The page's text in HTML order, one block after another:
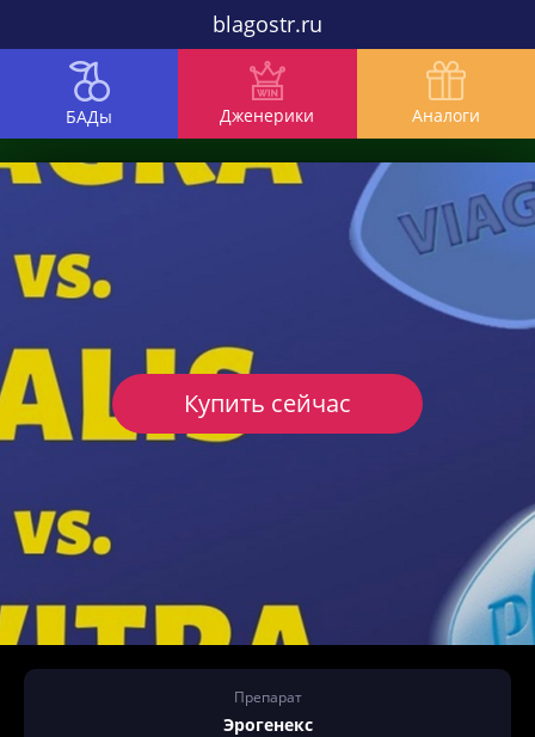
blagostr.ru
БАДы Дженерики Аналоги
Препарат
Эрогенекс
Купить сейчас